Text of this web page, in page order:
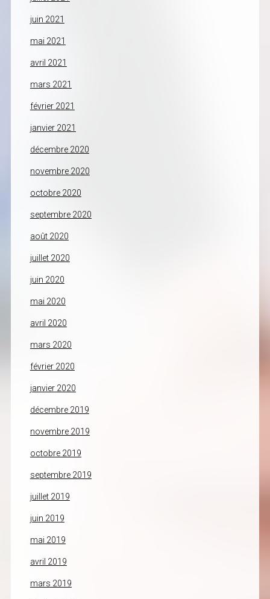
juin 2021
mai 2021
avril 2021
mars 2021
février 2021
janvier 2021
décembre 2020
novembre 2020
octobre 2020
septembre 2020
août 2020
juillet 2020
juin 2020
mai 2020
avril 2020
mars 2020
février 2020
janvier 2020
décembre 2019
novembre 2019
octobre 2019
septembre 2019
juillet 2019
juin 2019
mai 2019
avril 2019
mars 2019